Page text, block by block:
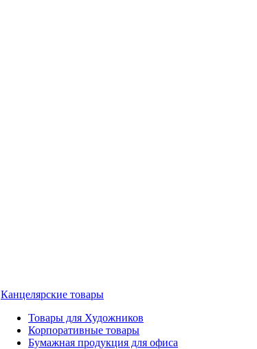
Канцелярские товары
Товары для Художников
Корпоративные товары
Бумажная продукция для офиса